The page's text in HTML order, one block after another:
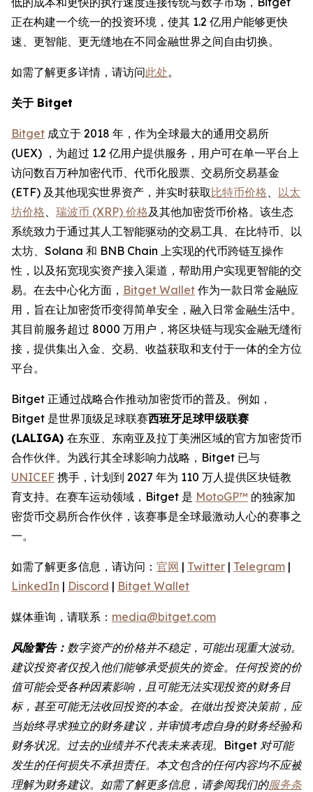
正在构建一个统一的投资环境，使其 1.2 亿用户能够更快
速、更智能、更无缝地在不同金融世界之间自由切换。
如需了解更多详情，请访问此处。
关于 Bitget
Bitget 成立于 2018 年，作为全球最大的通用交易所
(UEX) ，为超过 1.2 亿用户提供服务，用户可在单一平台上
访问数百万种加密代币、代币化股票、交易所交易基金
(ETF) 及其他现实世界资产，并实时获取 比特币价格、 以太
坊价格、 瑞波币 (XRP) 价格及其他加密货币价格。该生态
系统致力于通过其人工智能驱动的交易工具、在比特币、以
太坊、Solana 和 BNB Chain 上实现的代币跨链互操作
性，以及拓宽现实资产接入渠道，帮助用户实现更智能的交
易。在去中心化方面， Bitget Wallet 作为一款日常金融应
用，旨在让加密货币变得简单安全，融入日常金融生活中。
其目前服务超过 8000 万用户，将区块链与现实金融无缝衔
接，提供集出入金、交易、收益获取和支付于一体的全方位
平台。
Bitget 正通过战略合作推动加密货币的普及。例如，
Bitget 是世界顶级足球联赛西班牙足球甲级联赛
(LALIGA) 在东亚、东南亚及拉丁美洲区域的官方加密货币
合作伙伴。为践行其全球影响力战略，Bitget 已与
UNICEF 携手，计划到 2027 年为 110 万人提供区块链教
育支持。在赛车运动领域，Bitget 是 MotoGP™ 的独家加
密货币交易所合作伙伴，该赛事是全球最激动人心的赛事之
一。
如需了解更多信息，请访问： 官网 | Twitter | Telegram |
LinkedIn | Discord | Bitget Wallet
媒体垂询，请联系： media@bitget.com
风险警告： 数字资产的价格并不稳定，可能出现重大波动。
建议投资者仅投入他们能够承受损失的资金。任何投资的价
值可能会受各种因素影响，且可能无法实现投资的财务目
标，甚至可能无法收回投资的本金。在做出投资决策前，应
当始终寻求独立的财务建议，并审慎考虑自身的财务经验和
财务状况。过去的业绩并不代表未来表现。Bitget 对可能
发生的任何损失不承担责任。本文包含的任何内容均不应被
理解为财务建议。如需了解更多信息，请参阅我们的服务条